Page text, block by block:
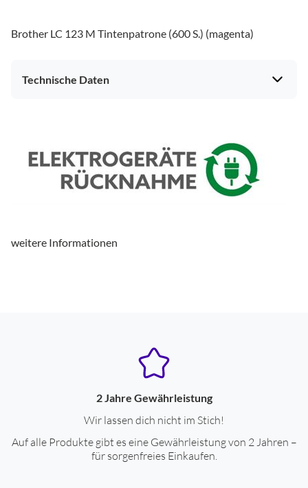
Brother LC 123 M Tintenpatrone (600 S.) (magenta)
Technische Daten
weitere Informationen
2 Jahre Gewährleistung
Wir lassen dich nicht im Stich!
Auf alle Produkte gibt es eine Gewährleistung von 2 Jahren –
für sorgenfreies Einkaufen.